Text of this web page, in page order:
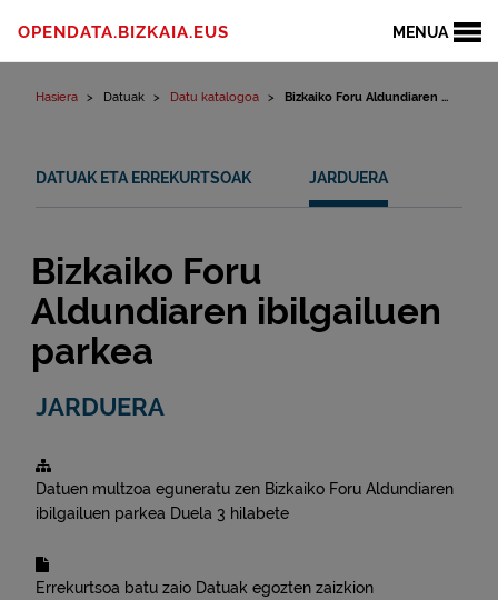
MENUA
OPENDATA.BIZKAIA.EUS
Hasiera Datuak Datu katalogoa Bizkaiko Foru Aldundiaren ...
DATUAK ETA ERREKURTSOAK JARDUERA
Bizkaiko Foru
Aldundiaren ibilgailuen
parkea
JARDUERA
Datuen multzoa eguneratu zen Bizkaiko Foru Aldundiaren
ibilgailuen parkea Duela 3 hilabete
Errekurtsoa batu zaio Datuak egozten zaizkion